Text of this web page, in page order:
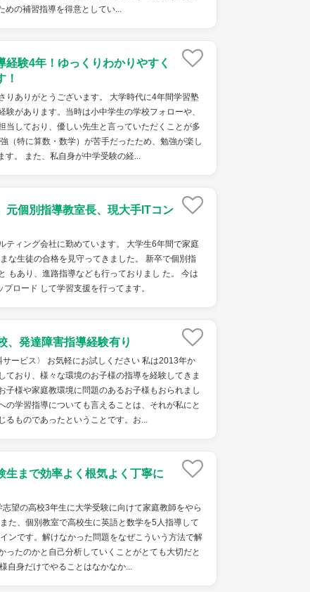
めの補習指導を得意としてい...
経験4年！ゆっくりわかりやすく
！
りありがとうございます。 大学時代に4年間学習塾
験があります。当時は小中学生の学校フォローや、
当しており、優しい先生と言っていただくことが多
（特に算数・数学）が苦手だったため、勉強が楽し
す。 また、私自身が中学受験の経...
元個別指導教室長、現大手ITコン
ティング会社に勤めています。 大学生6年間で家庭
な生徒の合格を見守ってきました。 新卒で個別指
もあり、進路指導なども行っておりまし た。 今は
ロード して学習支援を行ってます。
発達障害指導経験有り
ービス〉 お気軽にお試しください 私は2013年か
ており、様々な環境のお子様の指導を経験してきま
子様や家庭教環境に問題のあるお子様もおられまし
の学習指導についても言えることは、それが私にと
るものであったということです。お...
生まで効率よく根気よく丁寧に
望の高校3年生に大学受験に向けて家庭教師をやら
た、個別教室で高校生に英語と数学を5人指導して
ンです。解けなかった問題をなぜこういう方法で解
ったのかと自己分析していくことがとても大切だと
自身だけでやることはなかなか...